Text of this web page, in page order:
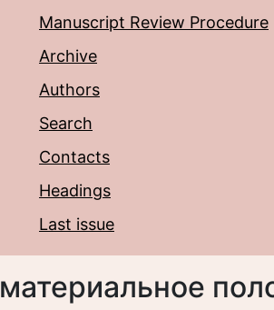
Manuscript Review Procedure
Archive
Authors
Search
Contacts
Headings
Last issue
материальное